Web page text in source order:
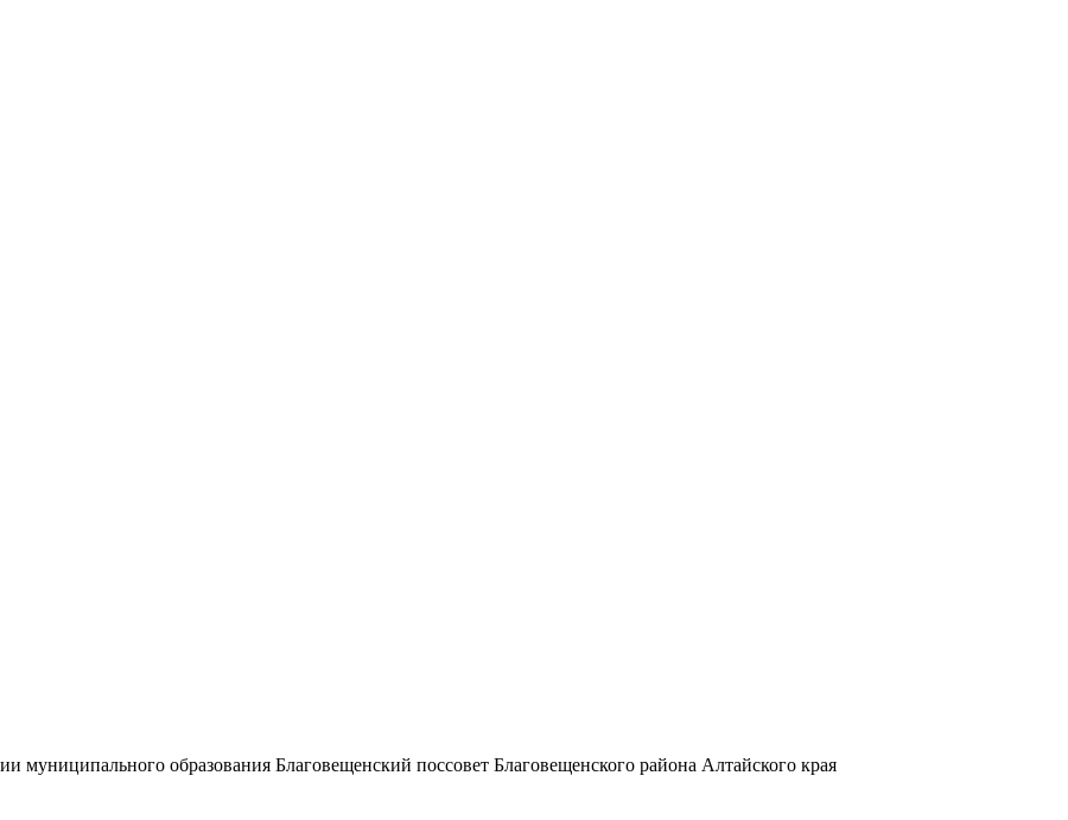
муниципального образования Благовещенский поссовет Благовещенского района Алтайского края